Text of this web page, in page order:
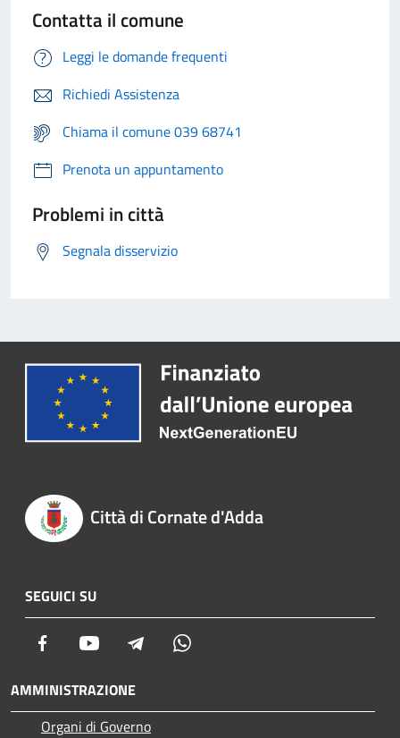
Contatta il comune
Leggi le domande frequenti
Richiedi Assistenza
Chiama il comune 039 68741
Prenota un appuntamento
Problemi in città
Segnala disservizio
Città di Cornate d'Adda
SEGUICI SU
Facebook Youtube Telegram
AMMINISTRAZIONE
Organi di Governo